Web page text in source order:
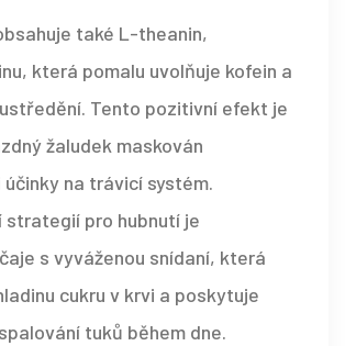
také L-theanin,
která pomalu uvolňuje kofein a
Tento pozitivní efekt je
žaludek maskován
na trávicí systém.
strategií pro hubnutí je
s vyváženou snídaní, která
cukru v krvi a poskytuje
tuků během dne.